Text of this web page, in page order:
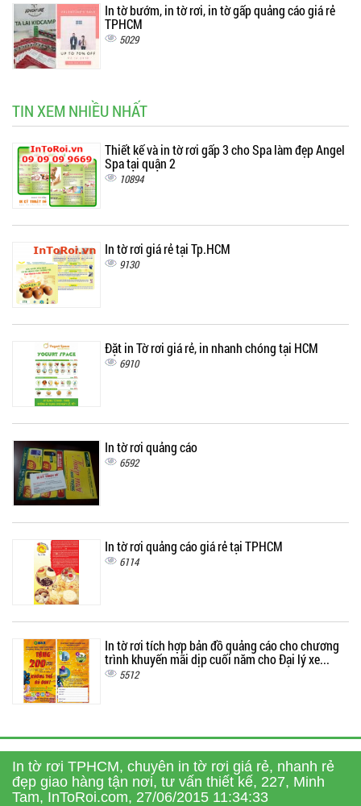
In tờ bướm, in tờ rơi, in tờ gấp quảng cáo giá rẻ
TPHCM
5029
TIN XEM NHIỀU NHẤT
Thiết kế và in tờ rơi gấp 3 cho Spa làm đẹp Angel
Spa tại quận 2
10894
In tờ rơi giá rẻ tại Tp.HCM
9130
Đặt in Tờ rơi giá rẻ, in nhanh chóng tại HCM
6910
In tờ rơi quảng cáo
6592
In tờ rơi quảng cáo giá rẻ tại TPHCM
6114
In tờ rơi tích hợp bản đồ quảng cáo cho chương
trình khuyến mãi dịp cuối năm cho Đại lý xe...
5512
In tờ rơi TPHCM, chuyên in tờ rơi giá rẻ, nhanh rẻ
đẹp giao hàng tận nơi, tư vấn thiết kế, 227, Minh
Tam, InToRoi.com, 27/06/2015 11:34:33